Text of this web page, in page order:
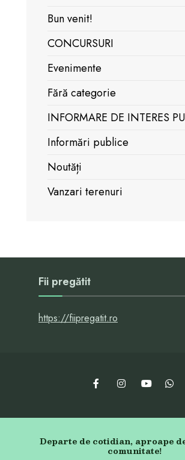
Bun venit!
CONCURSURI
Evenimente
Fără categorie
INFORMARE DE INTERES
Informări publice
Noutăți
Vanzari terenuri
Fii pregătit
https://fiipregatit.ro
Departe de cotidian, aproape
comunitate!